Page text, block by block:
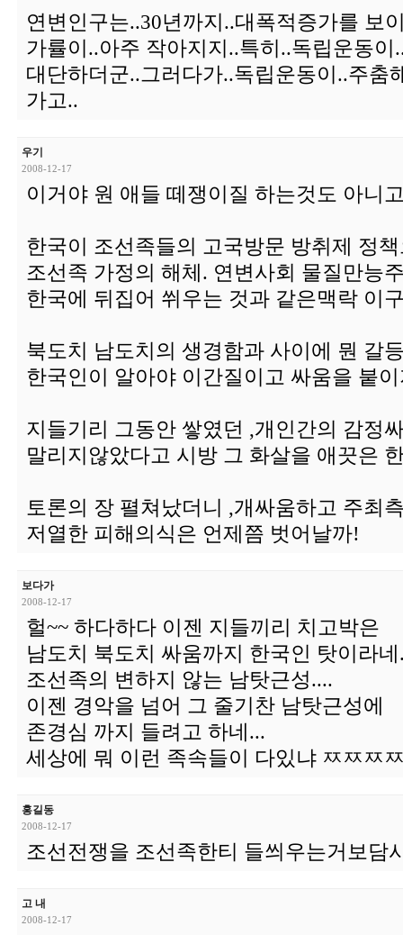
연변인구는..30년까지..대폭적증가를 보
가률이..아주 작아지지..특히..독립운동
대단하더군..그러다가..독립운동이..주춤
가고..
우기
2008-12-17
이거야 원 애들 떼쟁이질 하는것도 아니
한국이 조선족들의 고국방문 방취제 정
조선족 가정의 해체. 연변사회 물질만능
한국에 뒤집어 쒸우는 것과 같은맥락 이
북도치 남도치의 생경함과 사이에 뭔 갈
한국인이 알아야 이간질이고 싸움을 붙
지들기리 그동안 쌓였던 ,개인간의 감정
말리지않았다고 시방 그 화살을 애끗은
토론의 장 펼쳐났더니 ,개싸움하고 주최
저열한 피해의식은 언제쯤 벗어날까!
보다가
2008-12-17
헐~~ 하다하다 이젠 지들끼리 치고박은
남도치 북도치 싸움까지 한국인 탓이라네
조선족의 변하지 않는 남탓근성....
이젠 경악을 넘어 그 줄기찬 남탓근성에
존경심 까지 들려고 하네...
세상에 뭐 이런 족속들이 다있냐 ㅉㅉㅉ
홍길동
2008-12-17
조선전쟁을 조선족한티 들씌우는거보담
고 내
2008-12-17